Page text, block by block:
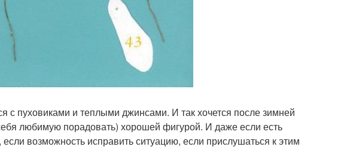
с пуховиками и теплыми джинсами. И так хочется после зимней
любимую порадовать) хорошей фигурой. И даже если есть
возможность исправить ситуацию, если прислушаться к этим